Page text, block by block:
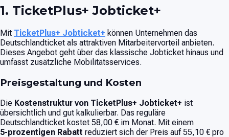
1. TicketPlus+ Jobticket+
Mit TicketPlus+ Jobticket+ können Unternehmen das
Deutschlandticket als attraktiven Mitarbeitervorteil anbieten.
Dieses Angebot geht über das klassische Jobticket hinaus und
umfasst zusätzliche Mobilitätsservices.
Preisgestaltung und Kosten
Die Kostenstruktur von TicketPlus+ Jobticket+ ist
übersichtlich und gut kalkulierbar. Das reguläre
Deutschlandticket kostet 58,00 € im Monat. Mit einem
5‑prozentigen Rabatt reduziert sich der Preis auf 55,10 € pro